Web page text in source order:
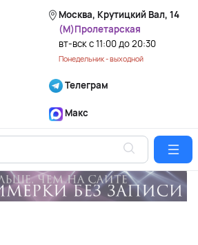
Москва, Крутицкий Вал, 14
(М)Пролетарская
вт-вск с 11:00 до 20:30
Понедельник - выходной
Телеграм
Макс